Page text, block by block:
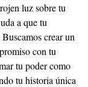
luz sobre tu
a que tu
crear un
con tu
tu poder como
tu historia única